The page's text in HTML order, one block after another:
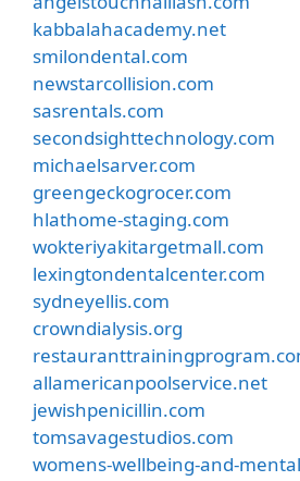
kabbalahacademy.net
smilondental.com
newstarcollision.com
sasrentals.com
secondsighttechnology.com
michaelsarver.com
greengeckogrocer.com
hlathome-staging.com
wokteriyakitargetmall.com
lexingtondentalcenter.com
sydneyellis.com
crowndialysis.org
allamericanpoolservice.net
jewishpenicillin.com
tomsavagestudios.com
womens-wellbeing-and-